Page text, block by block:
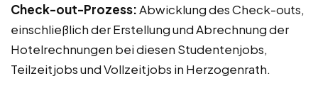
Check-out-Prozess:Abwicklung des Check-outs,
einschließlich der Erstellung und Abrechnung der
Hotelrechnungen bei diesen Studentenjobs,
Teilzeitjobs und Vollzeitjobs in Herzogenrath.